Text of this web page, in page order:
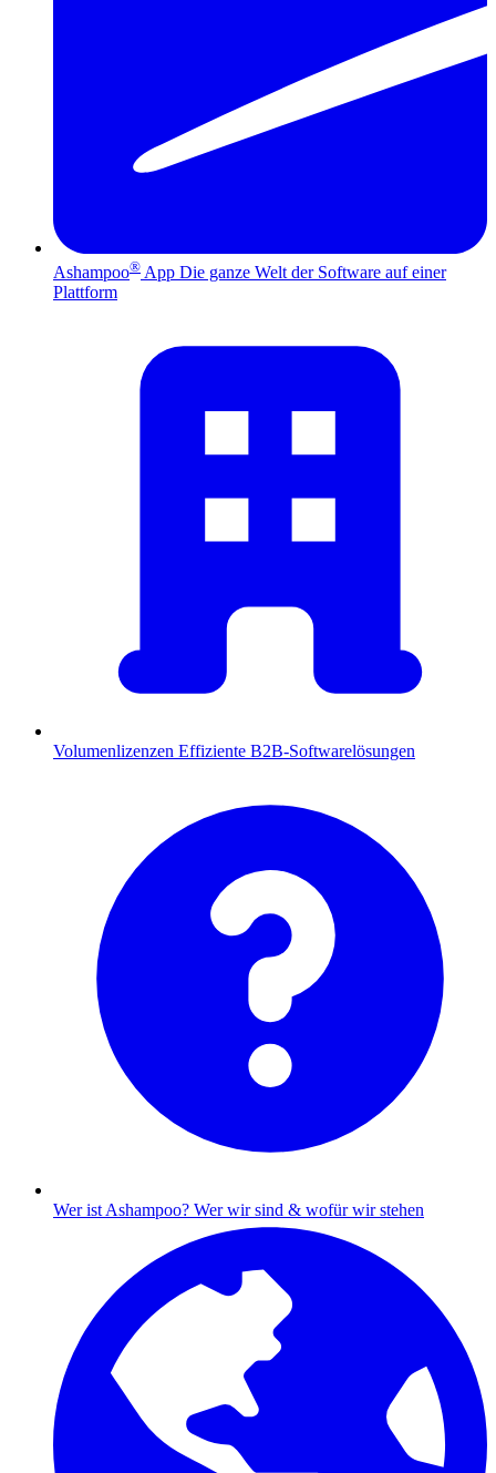
Ashampoo® App Die ganze Welt der Software auf einer
Plattform
Volumenlizenzen Effiziente B2B-Softwarelösungen
Wer ist Ashampoo? Wer wir sind & wofür wir stehen